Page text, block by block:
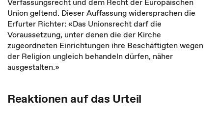
Union geltend. Dieser Auffassung widersprachen die
Erfurter Richter: «Das Unionsrecht darf die
Voraussetzung, unter denen die der Kirche
zugeordneten Einrichtungen ihre Beschäftigten wegen
der Religion ungleich behandeln dürfen, näher
ausgestalten.»
Reaktionen auf das Urteil